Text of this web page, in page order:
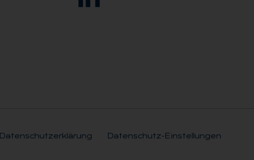
Datenschutzerklärung Datenschutz-Einstellungen